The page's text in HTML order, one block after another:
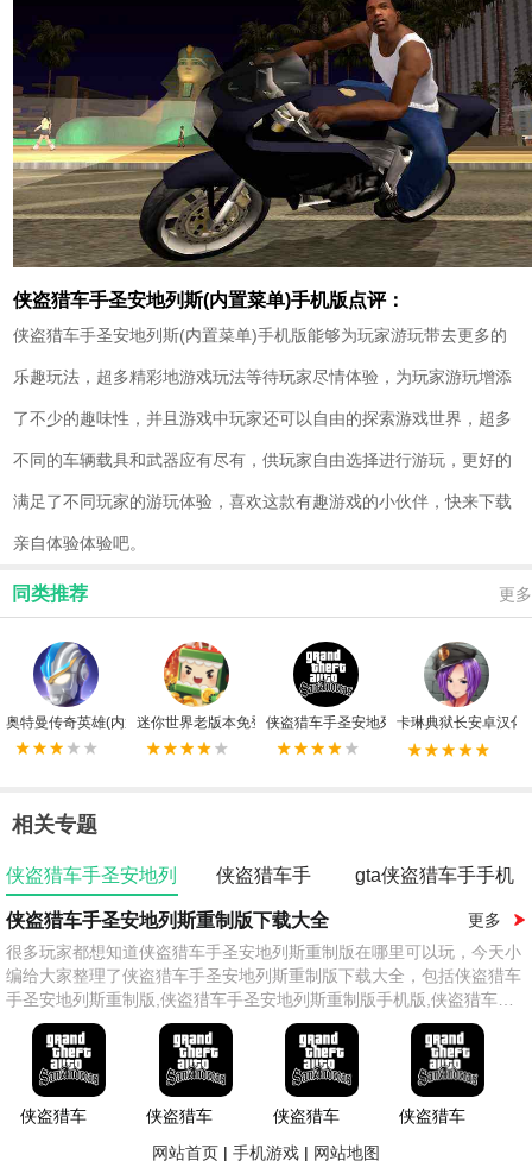
侠盗猎车手圣安地列斯(内置菜单)手机版点评：
侠盗猎车手圣安地列斯(内置菜单)手机版能够为玩家游玩带去更多的
乐趣玩法，超多精彩地游戏玩法等待玩家尽情体验，为玩家游玩增添
了不少的趣味性，并且游戏中玩家还可以自由的探索游戏世界，超多
不同的车辆载具和武器应有尽有，供玩家自由选择进行游玩，更好的
满足了不同玩家的游玩体验，喜欢这款有趣游戏的小伙伴，快来下载
亲自体验体验吧。
同类推荐 更多
奥特曼传奇英雄(内置mod菜单)最新版
迷你世界老版本免登录版侠盗猎车手圣安地列斯(内置菜单)手机版
卡琳典狱长安卓汉化
相关专题
侠盗猎车手圣安地列
斯
侠盗猎车手
gta侠盗猎车手手机
侠盗猎车手圣安地列斯重制版下载大全
更多
很多玩家都想知道侠盗猎车手圣安地列斯重制版在哪里可以玩，今天小
编给大家整理了侠盗猎车手圣安地列斯重制版下载大全，包括侠盗猎车
手圣安地列斯重制版,侠盗猎车手圣安地列斯重制版手机版,侠盗猎车手
圣安地列斯重制版(秘籍)等多个版本，喜欢的玩家快来本站下载体验
侠盗猎车
侠盗猎车
手圣安地
侠盗猎车
手圣安地
侠盗猎车
网站首页 | 手机游戏 | 网站地图